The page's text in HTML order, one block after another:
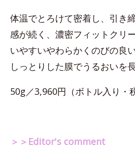
体温でとろけて密着し、引き
感が続く、濃密フィットクリ
いやすいやわらかくのびの良
しっとりした膜でうるおいを
50g／3,960円（ボトル入り・
＞＞Editor's comment